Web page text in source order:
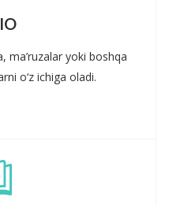
ma’ruzalar yoki boshqa
o‘z ichiga oladi.